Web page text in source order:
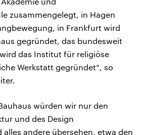
zusammengelegt, in Hagen
in Frankfurt wird
gegründet, das bundesweit
das Institut für religiöse
Werkstatt gegründet“, so
würden wir nur den
und des Design
alles andere übersehen, etwa den